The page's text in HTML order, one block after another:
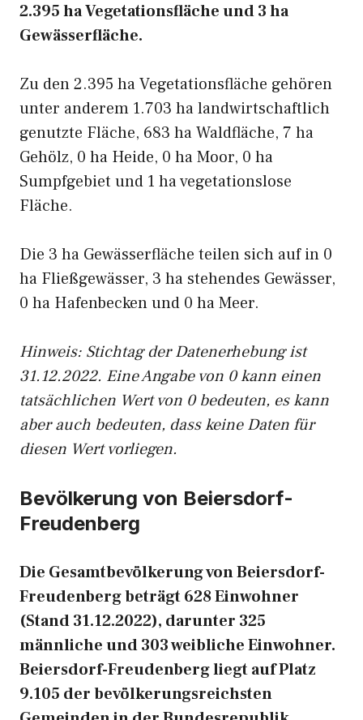
2.395 ha Vegetationsfläche und 3 ha
Gewässerfläche.
Zu den 2.395 ha Vegetationsfläche gehören
unter anderem 1.703 ha landwirtschaftlich
genutzte Fläche, 683 ha Waldfläche, 7 ha
Gehölz, 0 ha Heide, 0 ha Moor, 0 ha
Sumpfgebiet und 1 ha vegetationslose
Fläche.
Die 3 ha Gewässerfläche teilen sich auf in 0
ha Fließgewässer, 3 ha stehendes Gewässer,
0 ha Hafenbecken und 0 ha Meer.
Hinweis: Stichtag der Datenerhebung ist
31.12.2022. Eine Angabe von 0 kann einen
tatsächlichen Wert von 0 bedeuten, es kann
aber auch bedeuten, dass keine Daten für
diesen Wert vorliegen.
Bevölkerung von Beiersdorf-
Freudenberg
Die Gesamtbevölkerung von Beiersdorf-
Freudenberg beträgt 628 Einwohner
(Stand 31.12.2022), darunter 325
männliche und 303 weibliche Einwohner.
Beiersdorf-Freudenberg liegt auf Platz
9.105 der bevölkerungsreichsten